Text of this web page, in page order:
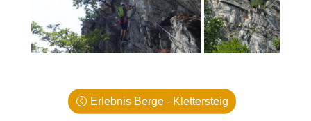
Erlebnis Berge - Klettersteig